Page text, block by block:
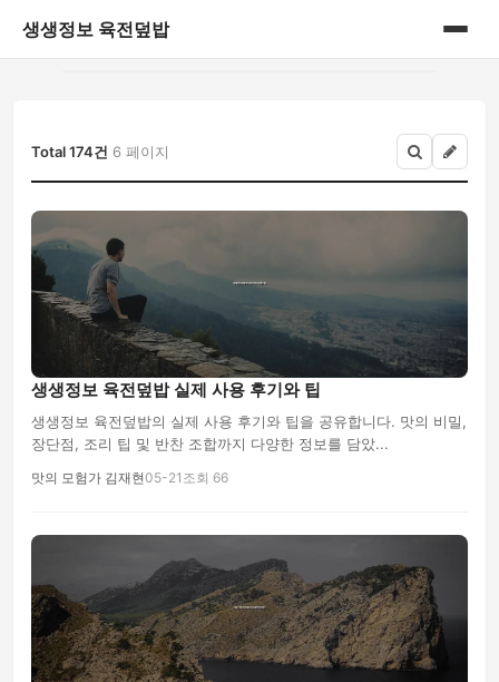
생생정보 육전덮밥
게시판
Total 174건 6 페이지
생생정보 육전덮밥 실제 사용 후기와 팁
생생정보 육전덮밥의 실제 사용 후기와 팁을 공유합니다. 맛의 비밀,
장단점, 조리 팁 및 반찬 조합까지 다양한 정보를 담았...
맛의 모험가 김재현05-21 조회 66